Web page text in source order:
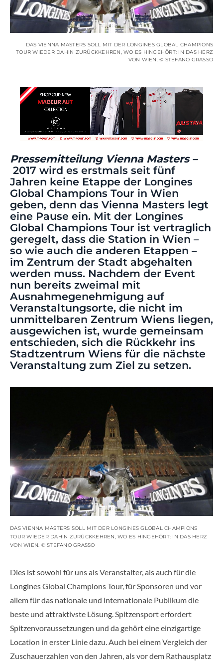
DAS VIENNA MASTERS SOLL MIT DER LONGINES GLOBAL CHAMPIONS
TOUR WIEDER DAHIN ZURÜCKKEHREN, WO ES HINGEHÖRT: IN DAS HERZ
VON WIEN. © STEFANO GRASSO
Pressemitteilung Vienna Masters –
2017 wird es erstmals seit fünf
Jahren keine Etappe der Longines
Global Champions Tour in Wien
geben, denn das Vienna Masters legt
eine Pause ein. Mit der Longines
Global Champions Tour ist vertraglich
geregelt, dass die Station in Wien –
so wie auch die anderen Etappen –
im Zentrum der Stadt abgehalten
werden muss. Nachdem der Event
nun bereits zweimal mit
Ausnahmegenehmigung auf
Veranstaltungsorte, die nicht im
unmittelbaren Zentrum Wiens liegen,
ausgewichen ist, wurde gemeinsam
entschieden, sich die Rückkehr ins
Stadtzentrum Wiens für die nächste
Veranstaltung zum Ziel zu setzen.
DAS VIENNA MASTERS SOLL MIT DER LONGINES GLOBAL CHAMPIONS
TOUR WIEDER DAHIN ZURÜCKKEHREN, WO ES HINGEHÖRT: IN DAS HERZ
VON WIEN. © STEFANO GRASSO
Dies ist sowohl für uns als Veranstalter, als auch für die
Longines Global Champions Tour, für Sponsoren und vor
allem für das nationale und internationale Publikum die
beste und attraktivste Lösung. Spitzensport erfordert
Spitzenvoraussetzungen und da gehört eine einzigartige
Location in erster Linie dazu. Auch bei einem Vergleich der
Zuschauerzahlen von den Jahren, als vor dem Rathausplatz